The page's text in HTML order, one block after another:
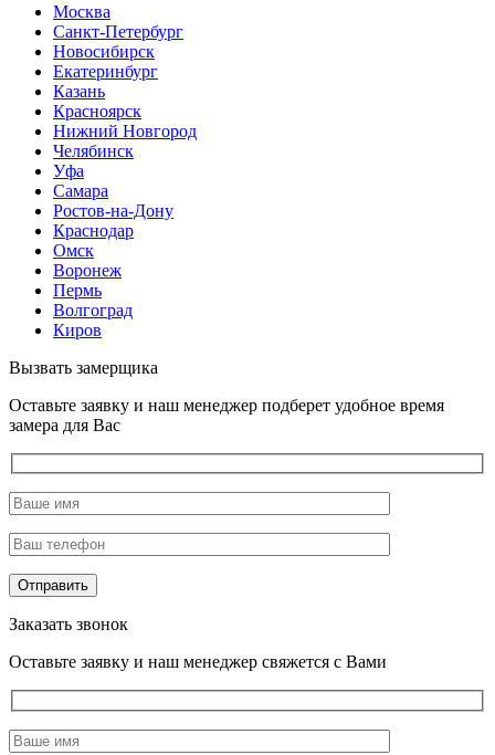
Москва
Санкт-Петербург
Новосибирск
Екатеринбург
Казань
Красноярск
Нижний Новгород
Челябинск
Уфа
Самара
Ростов-на-Дону
Краснодар
Омск
Воронеж
Пермь
Волгоград
Киров
Вызвать замерщика
Оставьте заявку и наш менеджер подберет удобное время
замера для Вас
Заказать звонок
Оставьте заявку и наш менеджер свяжется с Вами